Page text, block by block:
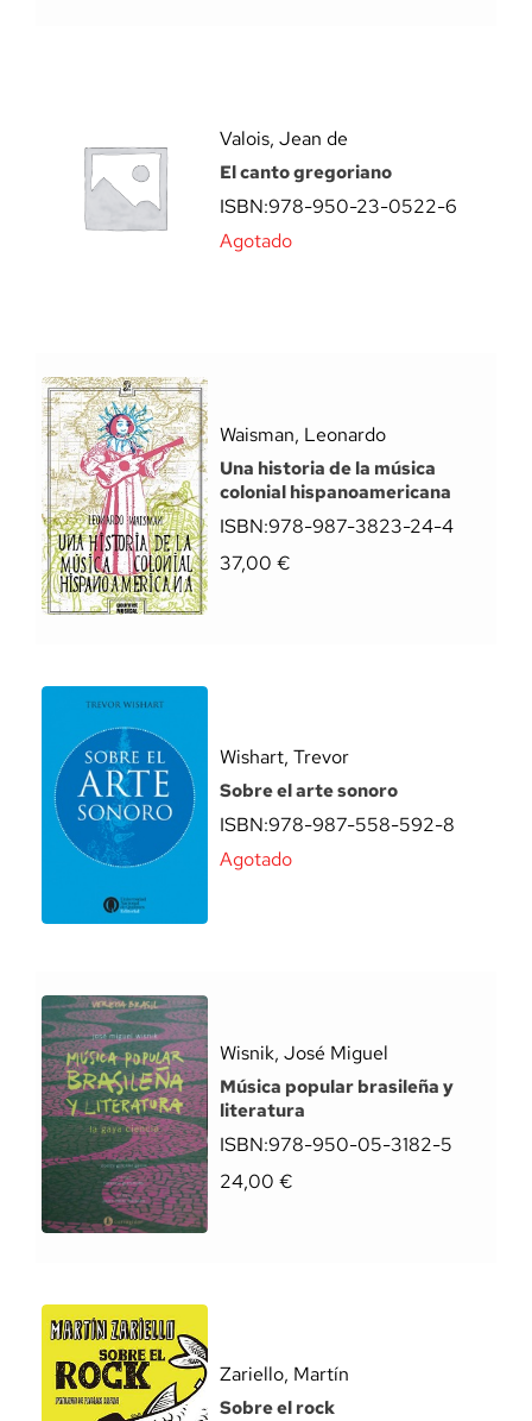
Valois, Jean de
El canto gregoriano
ISBN:978-950-23-0522-6
Agotado
Waisman, Leonardo
Una historia de la música
colonial hispanoamericana
ISBN:978-987-3823-24-4
37,00 €
Wishart, Trevor
Sobre el arte sonoro
ISBN:978-987-558-592-8
Agotado
Wisnik, José Miguel
Música popular brasileña y
literatura
ISBN:978-950-05-3182-5
24,00 €
Zariello, Martín
Sobre el rock